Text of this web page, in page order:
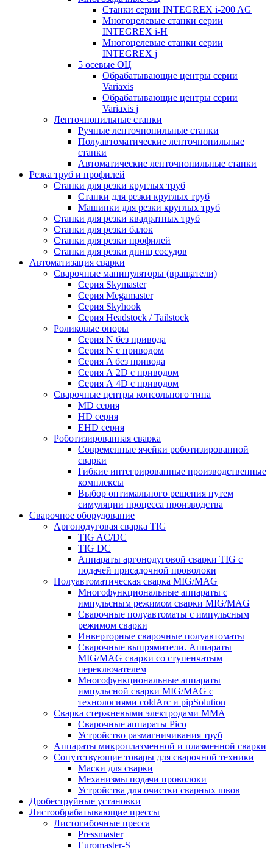
Cтанки серии INTEGREX i-200 AG
Многоцелевые станки серии
INTEGREX i-H
Многоцелевые станки серии
INTEGREX j
5 осевые ОЦ
Обрабатывающие центры серии
Variaxis
Обрабатывающие центры серии
Variaxis j
Ленточнопильные станки
Ручные ленточнопильные станки
Полуавтоматические ленточнопильные
станки
Автоматические ленточнопильные станки
Резка труб и профилей
Станки для резки круглых труб
Станки для резки круглых труб
Машинки для резки круглых труб
Станки для резки квадратных труб
Станки для резки балок
Станки для резки профилей
Станки для резки днищ сосудов
Автоматизация сварки
Сварочные манипуляторы (вращатели)
Серия Skymaster
Серия Megamaster
Серия Skyhook
Серия Headstock / Tailstock
Роликовые опоры
Серия N без привода
Серия N с приводом
Серия A без привода
Серия А 2D с приводом
Серия А 4D с приводом
Сварочные центры консольного типа
MD серия
HD серия
EHD серия
Роботизированная сварка
Современные ячейки роботизированной
сварки
Гибкие интегрированные производственные
комплексы
Выбор оптимального решения путем
симуляции процесса производства
Сварочное оборудование
Аргонодуговая сварка TIG
TIG AC/DC
TIG DC
Аппараты аргонодуговой сварки TIG с
подачей присадочной проволоки
Полуавтоматическая сварка MIG/MAG
Многофункциональные аппараты с
импульсным режимом сварки MIG/MAG
Сварочные полуавтоматы с импульсным
режимом сварки
Инверторные сварочные полуавтоматы
Сварочные выпрямители. Аппараты
MIG/MAG сварки со ступенчатым
переключателем
Многофункциональные аппараты
импульсной сварки MIG/MAG с
технологиями coldArc и pipSolution
Сварка стержневыми электродами MMA
Сварочные аппараты Pico
Устройство размагничивания труб
Аппараты микроплазменной и плазменной сварки
Сопутствующие товары для сварочной техники
Маски для сварки
Механизмы подачи проволоки
Устройства для очистки сварных швов
Дробеструйные установки
Листообрабатывающие прессы
Листогибочные пресса
Pressmaster
Euromaster-S